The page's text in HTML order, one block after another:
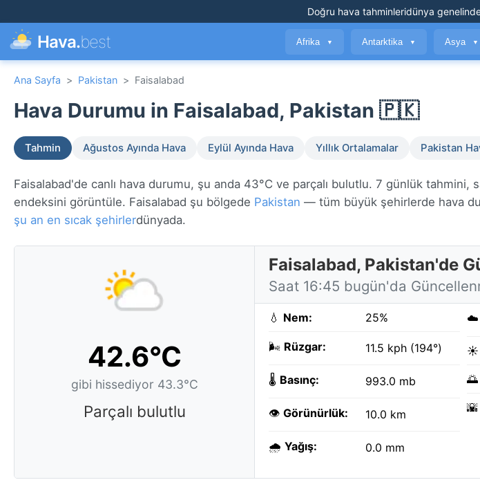
Doğru hava tahminleridünya
Hava.best Afrika ▼ Antarktika ▼ Asya ▼
Ana Sayfa > Pakistan > Faisalabad
Hava Durumu in Faisalabad, Pakistan 🇵🇰
Tahmin Ağustos Ayında Hava Eylül Ayında Hava Yıllık Ortalamalar Pakistan
Faisalabad'de canlı hava durumu, şu anda 43°C ve parçalı bulutlu. 7 günlük tahmini,
endeksini görüntüle. Faisalabad şu bölgede Pakistan — tüm büyük şehirlerde hava
şu an en sıcak şehirlerdünyada.
42.6°C
gibi hissediyor 43.3°C
Parçalı bulutlu
Faisalabad, Pakistan'de
Saat 16:45 bugün'da
💧 Nem: 25%
🌬️ Rüzgar: 11.5 kph (194°)
🌡️ Basınç: 993.0 mb
👁️ Görünürlük: 10.0 km
🌧️ Yağış: 0.0 mm
☁️
☀️
🌅
🌇